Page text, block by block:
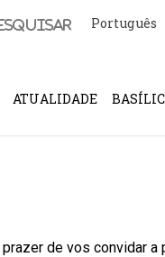
Português
ATUALIDADE
de vos convidar